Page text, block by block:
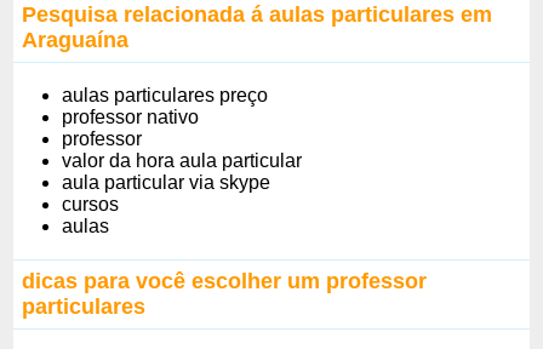
Pesquisa relacionada á aulas particulares em
Araguaína
aulas particulares preço
professor nativo
professor
valor da hora aula particular
aula particular via skype
cursos
aulas
dicas para você escolher um professor
particulares